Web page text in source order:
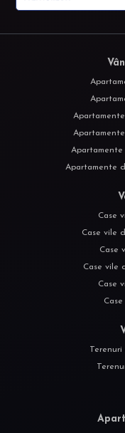
Apartamente
Apartamente
Case
Case vile
Case
Case vile
Case
Terenuri